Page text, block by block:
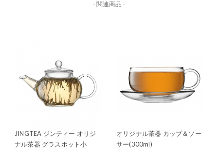
- 関連商品 -
JINGTEA ジンティー オリジ
ナル茶器 グラスポット小
オリジナル茶器 カップ＆ソー
サー(300ml)